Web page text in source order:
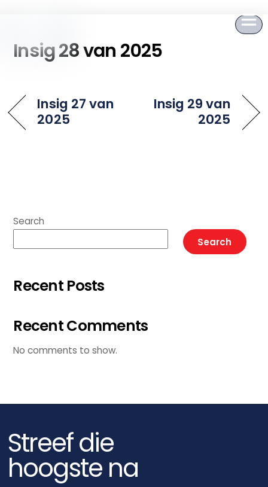
Insig 28 van 2025
Insig 27 van
2025
Insig 29 van
2025
Search
Search
Recent Posts
Recent Comments
No comments to show.
Streef die
hoogste na